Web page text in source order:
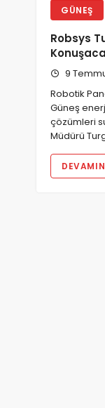
GÜNEŞ
Robsys
9
Robotik
Güneş
çözümleri
Müdürü